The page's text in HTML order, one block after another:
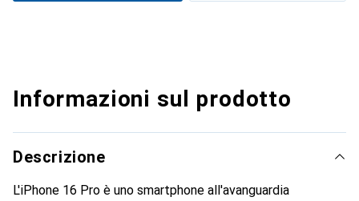
Informazioni sul prodotto
Descrizione
L'iPhone 16 Pro è uno smartphone all'avanguardia